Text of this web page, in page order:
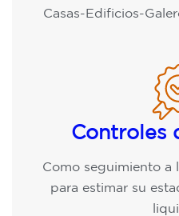
Casas-Edificios-
Controles
Como seguimiento a
para estimar su